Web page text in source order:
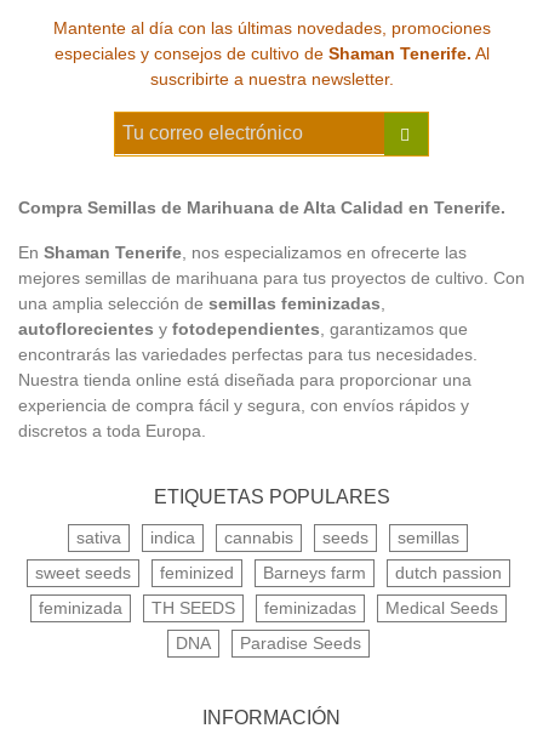
Mantente al día con las últimas novedades, promociones
especiales y consejos de cultivo de Shaman Tenerife. Al
suscribirte a nuestra newsletter.
Compra Semillas de Marihuana de Alta Calidad en Tenerife.
En Shaman Tenerife , nos especializamos en ofrecerte las
mejores semillas de marihuana para tus proyectos de cultivo. Con
una amplia selección de semillas feminizadas
autoflorecientes y fotodependientes , garantizamos que
encontrarás las variedades perfectas para tus necesidades.
Nuestra tienda online está diseñada para proporcionar una
experiencia de compra fácil y segura, con envíos rápidos y
discretos a toda Europa.
ETIQUETAS POPULARES
sativa indica cannabis seeds
semillas
sweet seeds
feminized Barneys farm
dutch passion
feminizada
TH SEEDS feminizadas
Medical Seeds
DNA
Paradise Seeds
INFORMACIÓN